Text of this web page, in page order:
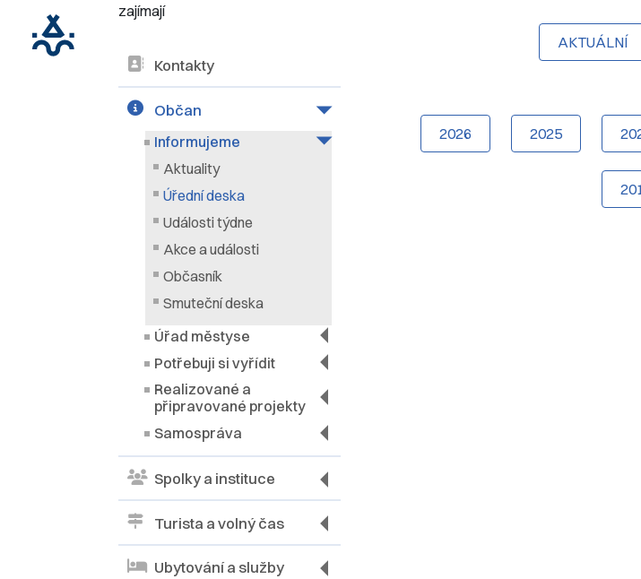
zajímají
Kontakty
Občan
Informujeme
Aktuality
Úřední deska
Události týdne
Akce a události
Občasník
Smuteční deska
Úřad městyse
Potřebuji si vyřídit
Realizované a
připravované projekty
Samospráva
Spolky a instituce
Turista a volný čas
Ubytování a služby
AKTUÁLNÍ
2026 2025